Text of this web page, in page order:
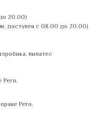
20.00)
доступен с 08.00 до 20.00)
пилатес
Pero.
Pero.